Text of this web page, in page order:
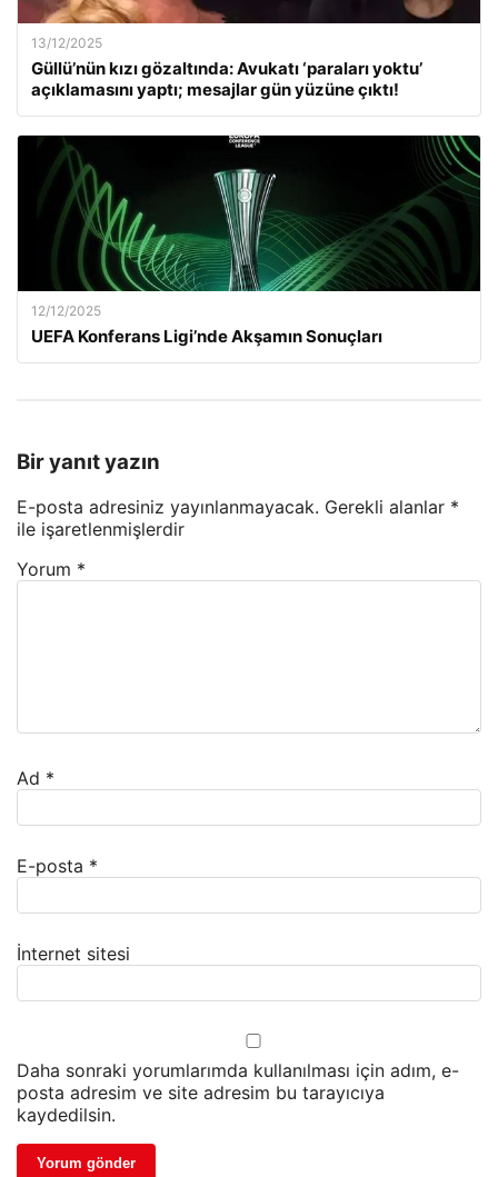
13/12/2025
Güllü’nün kızı gözaltında: Avukatı ‘paraları yoktu’
açıklamasını yaptı; mesajlar gün yüzüne çıktı!
12/12/2025
UEFA Konferans Ligi’nde Akşamın Sonuçları
Bir yanıt yazın
E-posta adresiniz yayınlanmayacak. Gerekli alanlar *
ile işaretlenmişlerdir
Yorum *
Ad *
E-posta *
İnternet sitesi
Daha sonraki yorumlarımda kullanılması için adım, e-
posta adresim ve site adresim bu tarayıcıya
kaydedilsin.